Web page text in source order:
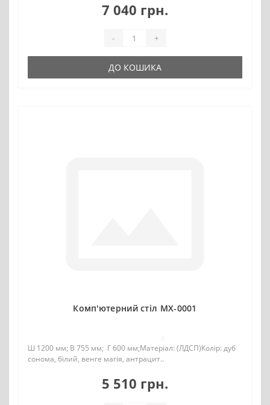
7 040 грн.
- +
ДО КОШИКА
Комп'ютерний стіл MX-0001
Ш 1200 мм; В 755 мм; Г 600 мм;Матеріал: (ЛДСП)Колір: дуб
сонома, білий, венге магія, антрацит..
5 510 грн.